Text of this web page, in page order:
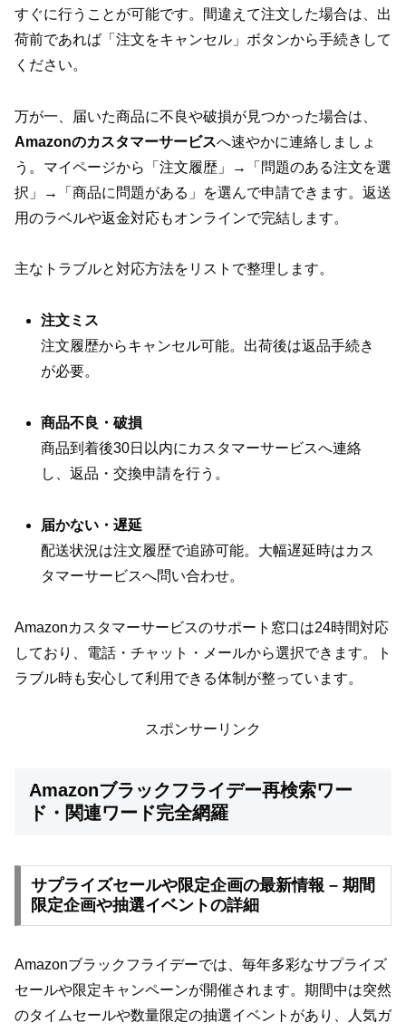
すぐに行うことが可能です。間違えて注文した場合は、出
荷前であれば「注文をキャンセル」ボタンから手続きして
ください。
万が一、届いた商品に不良や破損が見つかった場合は、
Amazonのカスタマーサービスへ速やかに連絡しましょ
う。マイページから「注文履歴」→「問題のある注文を選
択」→「商品に問題がある」を選んで申請できます。返送
用のラベルや返金対応もオンラインで完結します。
主なトラブルと対応方法をリストで整理します。
注文ミス
注文履歴からキャンセル可能。出荷後は返品手続き
が必要。
商品不良・破損
商品到着後30日以内にカスタマーサービスへ連絡
し、返品・交換申請を行う。
届かない・遅延
配送状況は注文履歴で追跡可能。大幅遅延時はカス
タマーサービスへ問い合わせ。
Amazonカスタマーサービスのサポート窓口は24時間対応
しており、電話・チャット・メールから選択できます。ト
ラブル時も安心して利用できる体制が整っています。
スポンサーリンク
Amazonブラックフライデー再検索ワー
ド・関連ワード完全網羅
サプライズセールや限定企画の最新情報 – 期間
限定企画や抽選イベントの詳細
Amazonブラックフライデーでは、毎年多彩なサプライズ
セールや限定キャンペーンが開催されます。期間中は突然
のタイムセールや数量限定の抽選イベントがあり、人気ガ